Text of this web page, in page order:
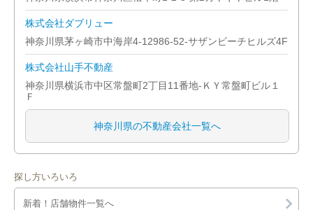
株式会社ダブリュー
神奈川県茅ヶ崎市中海岸4-12986-52-サザンビーチヒルズ4F
株式会社山手不動産
神奈川県横浜市中区常盤町2丁目11番地-ＫＹ常盤町ビル１
Ｆ
神奈川県の不動産会社一覧へ
探し方いろいろ
新着！店舗物件一覧へ